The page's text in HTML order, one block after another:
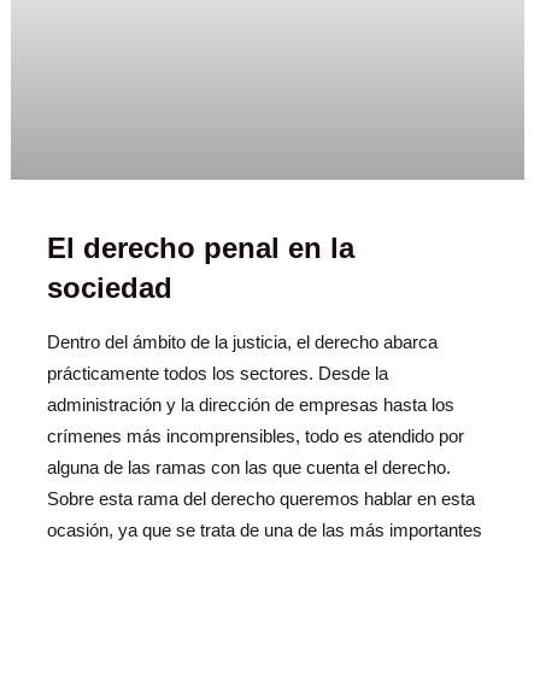
El derecho penal en la
sociedad
Dentro del ámbito de la justicia, el derecho abarca
prácticamente todos los sectores. Desde la
administración y la dirección de empresas hasta los
crímenes más incomprensibles, todo es atendido por
alguna de las ramas con las que cuenta el derecho.
Sobre esta rama del derecho queremos hablar en esta
ocasión, ya que se trata de una de las más importantes